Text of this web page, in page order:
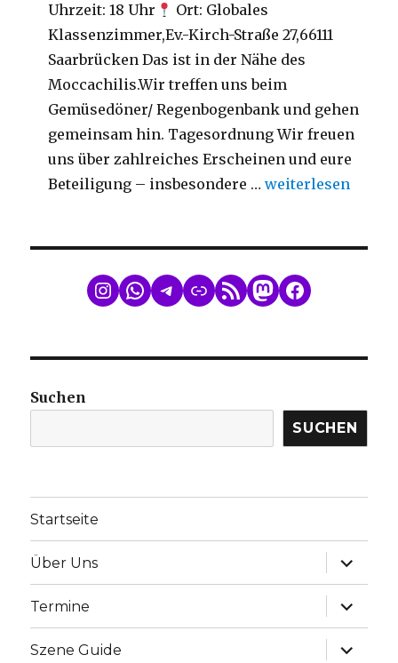
Uhrzeit: 18 Uhr
Ort: Globales
Klassenzimmer,Ev.-Kirch-Straße 27,66111
Saarbrücken Das ist in der Nähe des
Moccachilis.Wir treffen uns beim
Gemüsedöner/ Regenbogenbank und gehen
gemeinsam hin. Tagesordnung Wir freuen
uns über zahlreiches Erscheinen und eure
Beteiligung – insbesondere …weiterlesen
WhatsApp
Telegram
LinkRSS FeedMastodon
Facebook
Suchen
SUCHEN
Startseite
Über Uns
Termine
Szene Guide